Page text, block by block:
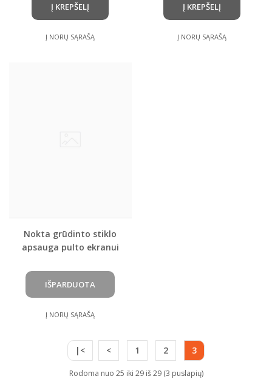
Į KREPŠELĮ
Į NORŲ SĄRAŠĄ
Į KREPŠELĮ
Į NORŲ SĄRAŠĄ
Nokta grūdinto stiklo
apsauga pulto ekranui
(2vnt.)
Į NORŲ SĄRAŠĄ
|< < 1 2 3
Rodoma nuo 25 iki 29 iš 29 (3 puslapių)